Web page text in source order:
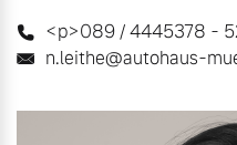
<p>089 / 4445378 -
n.leithe@autohaus-